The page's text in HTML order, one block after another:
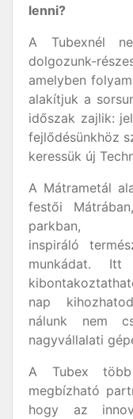
lenni?
A Tubexnél
dolgozunk-
amelyben
alakítjuk a
időszak zajlik:
fejlődésünkhöz
keressük új
A Mátrametál
festői
inspiráló
munkádat. Itt
nap
nálunk nem
nagyvállalati
A Tubex
megbízható
hogy az